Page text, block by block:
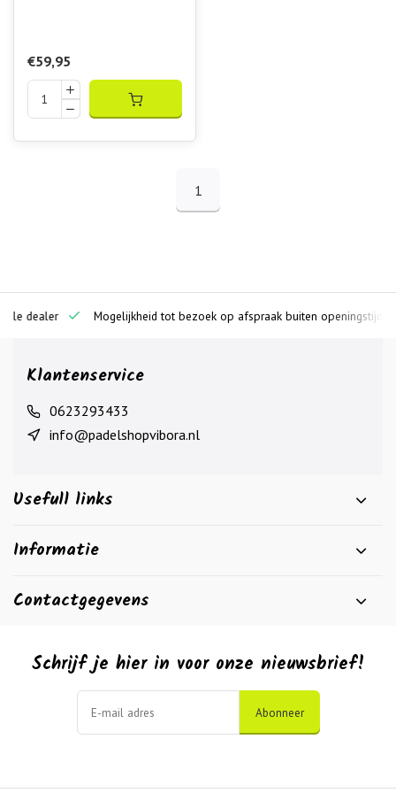
€59,95
1
dealer Mogelijkheid tot bezoek op afspraak buiten openingstijden
Klantenservice
0623293433
info@padelshopvibora.nl
Usefull links
Informatie
Contactgegevens
Schrijf je hier in voor onze nieuwsbrief!
Abonneer